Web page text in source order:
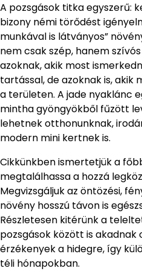
A pozsgások titka egyszerű:
bizony némi törődést
munkával is látványos”
nem csak szép, hanem
azoknak, akik most
tartással, de azoknak is,
a területen. A jade nyaklánc
mintha gyöngyökből fűzött
lehetnek otthonunknak,
modern mini kertnek is.
Cikkünkben ismertetjük a
megtalálhassa a hozzá
Megvizsgáljuk az öntözési,
növény hosszú távon is
Részletesen kitérünk a
pozsgások között is akadnak
érzékenyek a hidegre, így
téli hónapokban.